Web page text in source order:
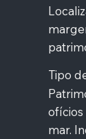
Tipo
ofícios
mar.